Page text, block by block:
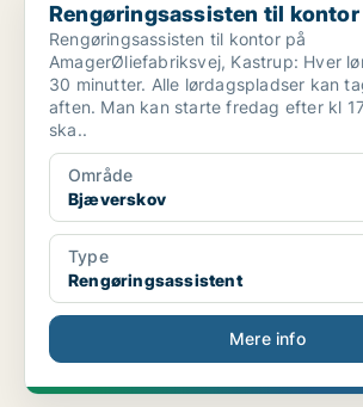
Rengøringsassisten til kontor
Rengøringsassisten til kontor på
AmagerØliefabriksvej, Kastrup: Hver
30 minutter. Alle lørdagspladser kan
aften. Man kan starte fredag efter kl
ska..
Område
Bjæverskov
Type
Rengøringsassistent
Mere info